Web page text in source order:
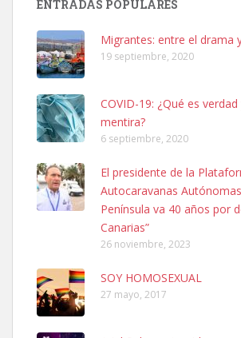
Leales.org » Gran Canaria
Ninfa perdida
El día 5 se los perdió una ninfa papillera,
calle, se perdió por la zon...
Leales.org » Gran Canaria
6.7.2025
ENTRADAS POPULARES
Migrantes: entre el drama
19 septiembre, 2020
COVID-19: ¿Qué es
mentira?
6 septiembre, 2020
El presidente de la
Autocaravanas
Península va 40 años por
Canarias”
26 noviembre, 2023
SOY HOMOSEXUAL
27 mayo, 2017